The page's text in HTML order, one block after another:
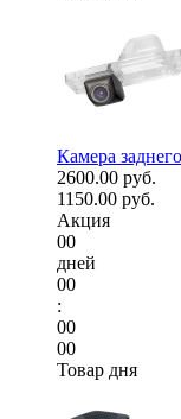
Камера
2600.00 руб.
1150.00 руб.
Акция
00
дней
00
:
00
00
Товар дня